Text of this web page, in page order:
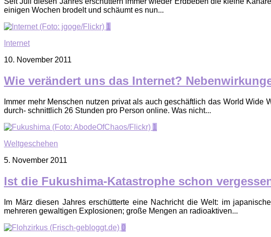
einigen Wochen brodelt und schäumt es nun...
1
Internet
10. November 2011
Wie verändert uns das Internet?
Immer mehr Menschen nutzen privat als auch geschäftlich das World
durch- schnittlich 26 Stunden pro Person online. Was nicht...
1
Weltgeschehen
5. November 2011
Ist die Fukushima-Katastrophe schon
Im März diesen Jahres erschütterte eine Nachricht die Welt: im
mehreren gewaltigen Explosionen; große Mengen an radioaktiven...
0